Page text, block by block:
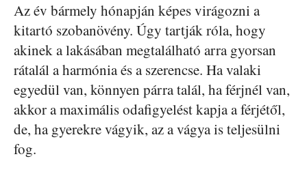
Az év bármely hónapján képes virágozni a
kitartó szobanövény. Úgy tartják róla, hogy
akinek a lakásában megtalálható arra gyorsan
rátalál a harmónia és a szerencse. Ha valaki
egyedül van, könnyen párra talál, ha férjnél van,
akkor a maximális odafigyelést kapja a férjétől,
de, ha gyerekre vágyik, az a vágya is teljesülni
fog.